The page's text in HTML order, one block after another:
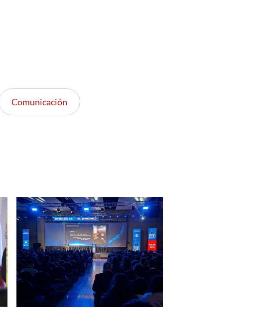
Comunicación